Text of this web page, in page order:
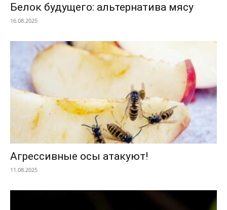
Белок будущего: альтернатива мясу
16.08.2025
Агрессивные осы атакуют!
11.08.2025